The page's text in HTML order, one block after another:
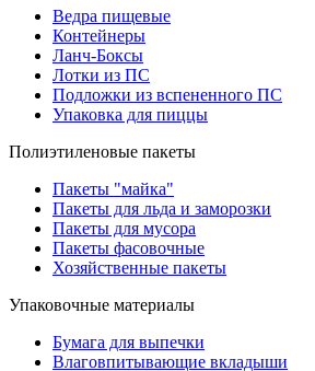
Ведра пищевые
Контейнеры
Ланч-Боксы
Лотки из ПС
Подложки из вспененного ПС
Упаковка для пиццы
Полиэтиленовые пакеты
Пакеты "майка"
Пакеты для льда и заморозки
Пакеты для мусора
Пакеты фасовочные
Хозяйственные пакеты
Упаковочные материалы
Бумага для выпечки
Влаговпитывающие вкладыши